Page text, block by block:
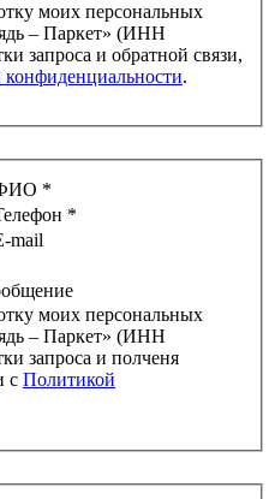
моих персональных
– Паркет» (ИНН
.
*
*
mail
моих персональных
– Паркет» (ИНН
с Политикой